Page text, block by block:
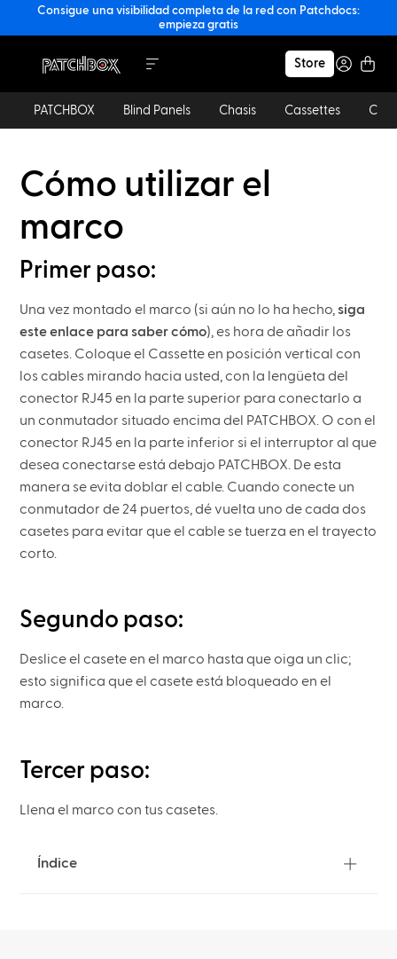
Consigue una visibilidad completa de la red con Patchdocs:
empieza gratis
Store
PATCHBOX Blind Panels Chasis Cassettes
Cómo utilizar el
marco
Primer paso:
Una vez montado el marco (si aún no lo ha hecho, siga
este enlace para saber cómo), es hora de añadir los
casetes. Coloque el Cassette en posición vertical con
los cables mirando hacia usted, con la lengüeta del
conector RJ45 en la parte superior para conectarlo a
un conmutador situado encima del PATCHBOX. O con el
conector RJ45 en la parte inferior si el interruptor al que
desea conectarse está debajo PATCHBOX. De esta
manera se evita doblar el cable. Cuando conecte un
conmutador de 24 puertos, dé vuelta uno de cada dos
casetes para evitar que el cable se tuerza en el trayecto
corto.
Segundo paso:
Deslice el casete en el marco hasta que oiga un clic;
esto significa que el casete está bloqueado en el
marco.
Tercer paso:
Llena el marco con tus casetes.
Índice